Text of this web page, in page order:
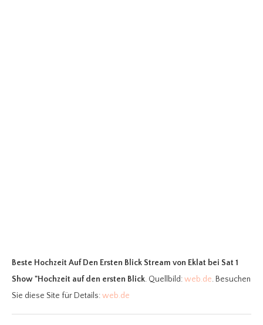
Beste Hochzeit Auf Den Ersten Blick Stream von Eklat bei Sat 1
Show "Hochzeit auf den ersten Blick. Quellbild:web.de. Besuchen
Sie diese Site für Details:web.de